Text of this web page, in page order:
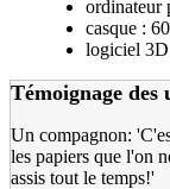
ordinateur
casque :
logiciel 3D
Témoignage des
Un compagnon:
les papiers que l'on
assis tout le temps!'